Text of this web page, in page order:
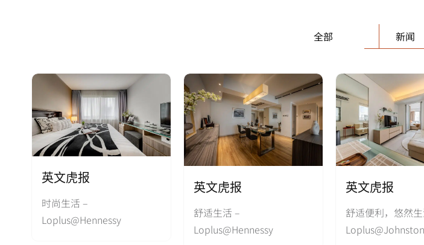
全部 新闻
英文虎报
时尚生活 –
Loplus@Hennessy
英文虎报
舒适生活 –
Loplus@Hennessy
英文虎报
舒适便利，悠然
Loplus@Johnston